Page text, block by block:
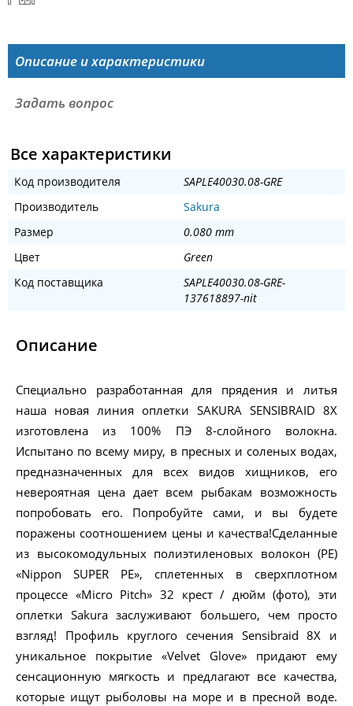
Описание и характеристики
Задать вопрос
Все характеристики
Код производителя
SAPLE40030.08-GRE
Производитель
Sakura
Размер
0.080 mm
Цвет
Green
Код поставщика
SAPLE40030.08-GRE-
137618897-nit
Описание
Специально разработанная для прядения и литья
наша новая линия оплетки SAKURA SENSIBRAID 8X
изготовлена из 100% ПЭ 8-слойного волокна.
Испытано по всему миру, в пресных и соленых водах,
предназначенных для всех видов хищников, его
невероятная цена дает всем рыбакам возможность
попробовать его. Попробуйте сами, и вы будете
поражены соотношением цены и качества!Сделанные
из высокомодульных полиэтиленовых волокон (PE)
«Nippon SUPER PE», сплетенных в сверхплотном
процессе «Micro Pitch» 32 крест / дюйм (фото), эти
оплетки Sakura заслуживают большего, чем просто
взгляд! Профиль круглого сечения Sensibraid 8X и
уникальное покрытие «Velvet Glove» придают ему
сенсационную мягкость и предлагают все качества,
которые ищут рыболовы на море и в пресной воде.